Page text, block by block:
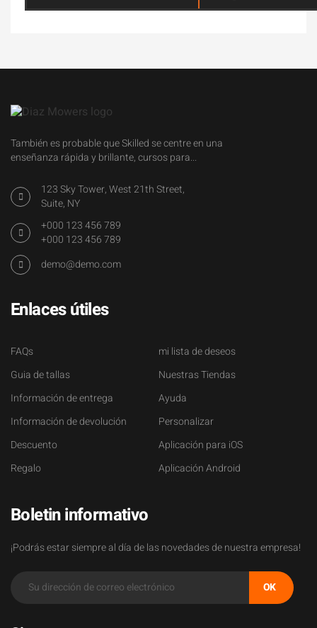
También es probable que Skilled se centre en una
enseñanza rápida y brillante, cursos para...
123 Sky Tower, West 21th Street,
Suite, NY
+000 123 456 789
+000 123 456 789
demo@demo.com
Enlaces útiles
FAQs
Guia de tallas
Información de entrega
Información de devolución
Descuento
Regalo
mi lista de deseos
Nuestras Tiendas
Ayuda
Personalizar
Aplicación para iOS
Aplicación Android
Boletin informativo
¡Podrás estar siempre al día de las novedades de nuestra empresa!
OK